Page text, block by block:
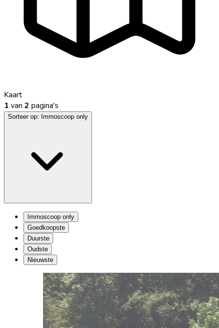
Kaart
1 van 2 pagina's
Sorteer op: Immoscoop only
Immoscoop only
Goedkoopste
Duurste
Oudste
Nieuwste